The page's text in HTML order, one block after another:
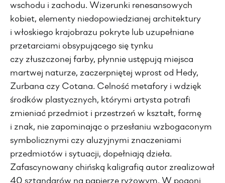
wschodu i zachodu. Wizerunki renesansowych
kobiet, elementy niedopowiedzianej architektury
i włoskiego krajobrazu pokryte lub uzupełniane
przetarciami obsypującego się tynku
czy złuszczonej farby, płynnie ustępują miejsca
martwej naturze, zaczerpniętej wprost od Hedy,
Zurbana czy Cotana. Celność metafory i wdzięk
środków plastycznych, którymi artysta potrafi
zmieniać przedmiot i przestrzeń w kształt, formę
i znak, nie zapominając o przesłaniu wzbogaconym
symbolicznymi czy aluzyjnymi znaczeniami
przedmiotów i sytuacji, dopełniają dzieła.
Zafascynowany chińską kaligrafią autor zrealizował